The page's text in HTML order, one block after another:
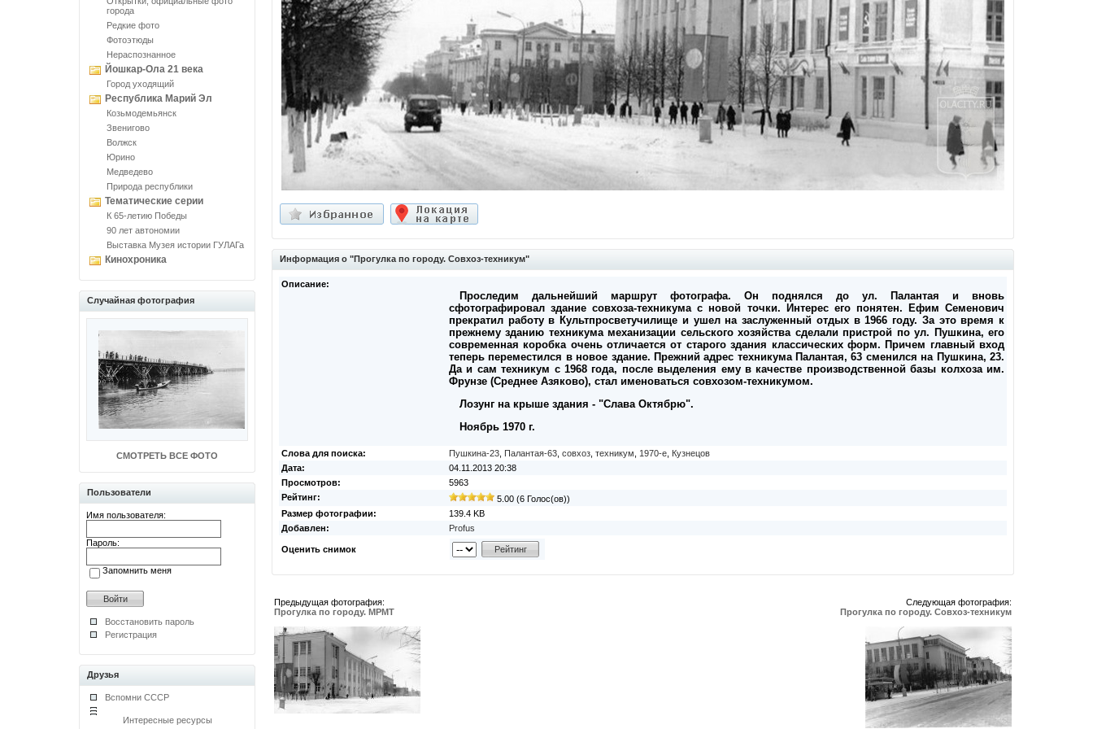
города
Редкие фото
Фотоэтюды
Нераспознанное
Йошкар-Ола 21 века
Город уходящий
Республика Марий Эл
Козьмодемьянск
Звенигово
Волжск
Юрино
Медведево
Природа республики
Тематические серии
К 65-летию Победы
90 лет автономии
Выставка Музея истории ГУЛАГа
Кинохроника
Случайная фотография
СМОТРЕТЬ ВСЕ ФОТО
Пользователи
Имя пользователя:
Пароль:
Запомнить меня
Восстановить пароль
Регистрация
Друзья
Вспомни СССР
Интересные ресурсы
Информация о "Прогулка по городу. Совхоз-техникум"
Описание:
Проследим дальнейший маршрут фотографа. Он поднялся до ул. Палантая и вновь
сфотографировал здание совхоза-техникума с новой точки. Интерес его понятен. Ефим Семенович
прекратил работу в Культпросветучилище и ушел на заслуженный отдых в 1966 году. За это время к
прежнему зданию техникума механизации сельского хозяйства сделали пристрой по ул. Пушкина, его
современная коробка очень отличается от старого здания классических форм. Причем главный вход
теперь переместился в новое здание. Прежний адрес техникума Палантая, 63 сменился на Пушкина, 23.
Да и сам техникум с 1968 года, после выделения ему в качестве производственной базы колхоза им.
Фрунзе (Среднее Азяково), стал именоваться совхозом-техникумом.
Лозунг на крыше здания - "Слава Октябрю".
Ноябрь 1970 г.
Слова для поиска: Пушкина-23 Палантая-63 совхоз техникум 1970-е Кузнецов
Дата:
04.11.2013 20:38
Просмотров:
5963
Рейтинг:
5.00 (6 Голос(ов))
Размер фотографии:
139.4 KB
Добавлен:
Profus
Оценить снимок
Предыдущая фотография:
Прогулка по городу. МРМТ
Следующая фотография:
Прогулка по городу. Совхоз-техникум